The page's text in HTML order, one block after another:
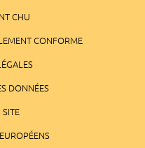
CHU
CONFORME
DONNÉES